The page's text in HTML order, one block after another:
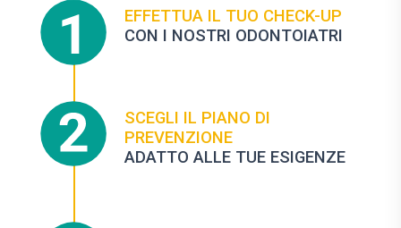
EFFETTUA IL TUO CHECK-UP
CON I NOSTRI ODONTOIATRI
SCEGLI IL PIANO DI
PREVENZIONE
ADATTO ALLE TUE ESIGENZE